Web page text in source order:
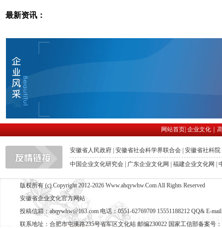
最新资讯：
网站首页| 企业文化｜
安徽省人民政府 安徽省社会科学界联合会 安徽省社科院
中国企业文化研究会
广东企业文化网 福建企业文化网
版权所有 (c) Copyright 2012-2026 Www.ahqywhw.Com All Rights Reserved
安徽省企业文化官方网站
投稿信箱：ahqywhw@163.com 电话：0551-62769709 15551188212 QQ& E-
联系地址：合肥市屯溪路235号省军区文化站 邮编230022 国家工信部备案号：